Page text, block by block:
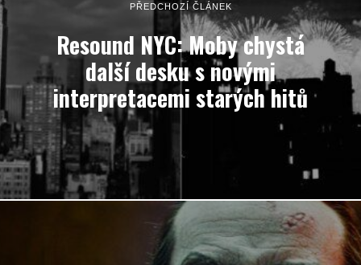
PŘEDCHOZÍ ČLÁNEK
Resound NYC: Moby chystá
další desku s novými
interpretacemi starých hitů